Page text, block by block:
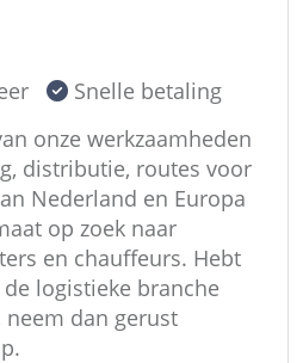
Snelle betaling
onze werkzaamheden
distributie, routes voor
Nederland en Europa
op zoek naar
en chauffeurs. Hebt
logistieke branche
dan gerust